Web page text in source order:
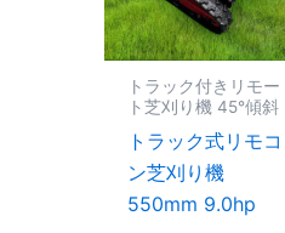
シ
ョ
ン
は
商
品
ペ
トラック付きリモー
ト芝刈り機 45°傾斜
トラック式リモコ
ン芝刈り機
550mm 9.0hp
は
複
数
バ
リ
エ